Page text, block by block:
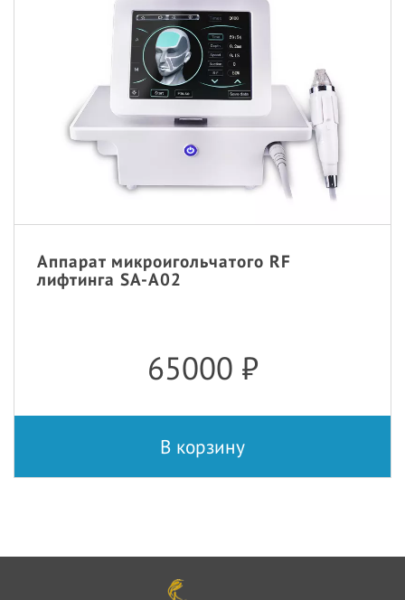
Аппарат микроигольчатого RF
лифтинга SA-A02
65000 ₽
В корзину